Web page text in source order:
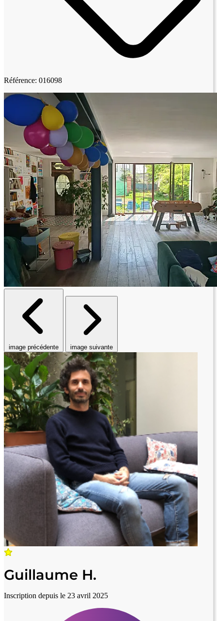
Référence: 016098
image précédente image suivante
Guillaume H.
Inscription depuis le 23 avril 2025